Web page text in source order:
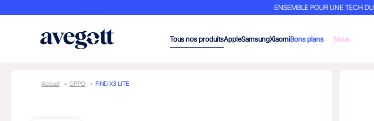
ENSEMBLE POUR UNE TECH
Tous nos produitsAppleSamsungXiaomiBons plans Nous
Accueil OPPO FIND X3 LITE